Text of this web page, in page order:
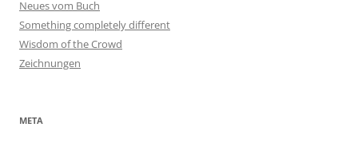
Neues vom Buch
Something completely different
Wisdom of the Crowd
Zeichnungen
META